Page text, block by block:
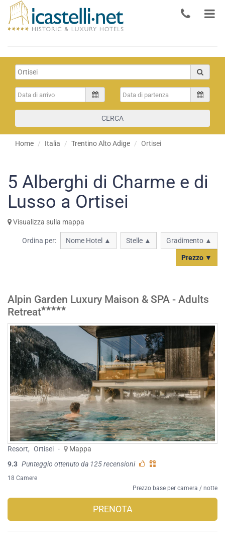
CERCA
Home Italia Trentino Alto Adige Ortisei
5 Alberghi di Charme e di
Lusso a Ortisei
Visualizza sulla mappa
Ordina per: Nome Hotel ▲ Stelle ▲ Gradimento ▲
Prezzo ▼
Alpin Garden Luxury Maison & SPA - Adults
Retreat
Resort, Ortisei -
Mappa
9.3 Punteggio ottenuto da 125 recensioni
18 Camere
Prezzo base per camera / notte
PRENOTA